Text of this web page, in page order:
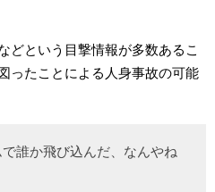
どという目撃情報が多数あるこ
ったことによる人身事故の可能
誰か飛び込んだ、なんやね